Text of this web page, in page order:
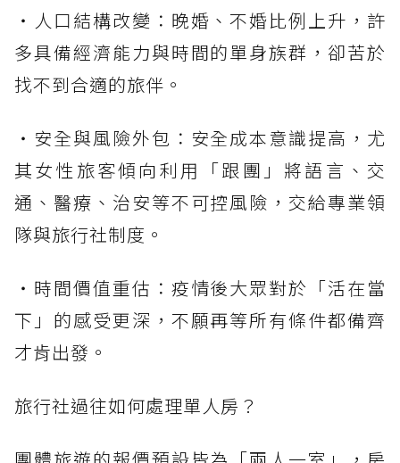
・人口結構改變：晚婚、不婚比例上升，許
多具備經濟能力與時間的單身族群，卻苦於
找不到合適的旅伴。
・安全與風險外包：安全成本意識提高，尤
其女性旅客傾向利用「跟團」將語言、交
通、醫療、治安等不可控風險，交給專業領
隊與旅行社制度。
・時間價值重估：疫情後大眾對於「活在當
下」的感受更深，不願再等所有條件都備齊
才肯出發。
旅行社過往如何處理單人房？